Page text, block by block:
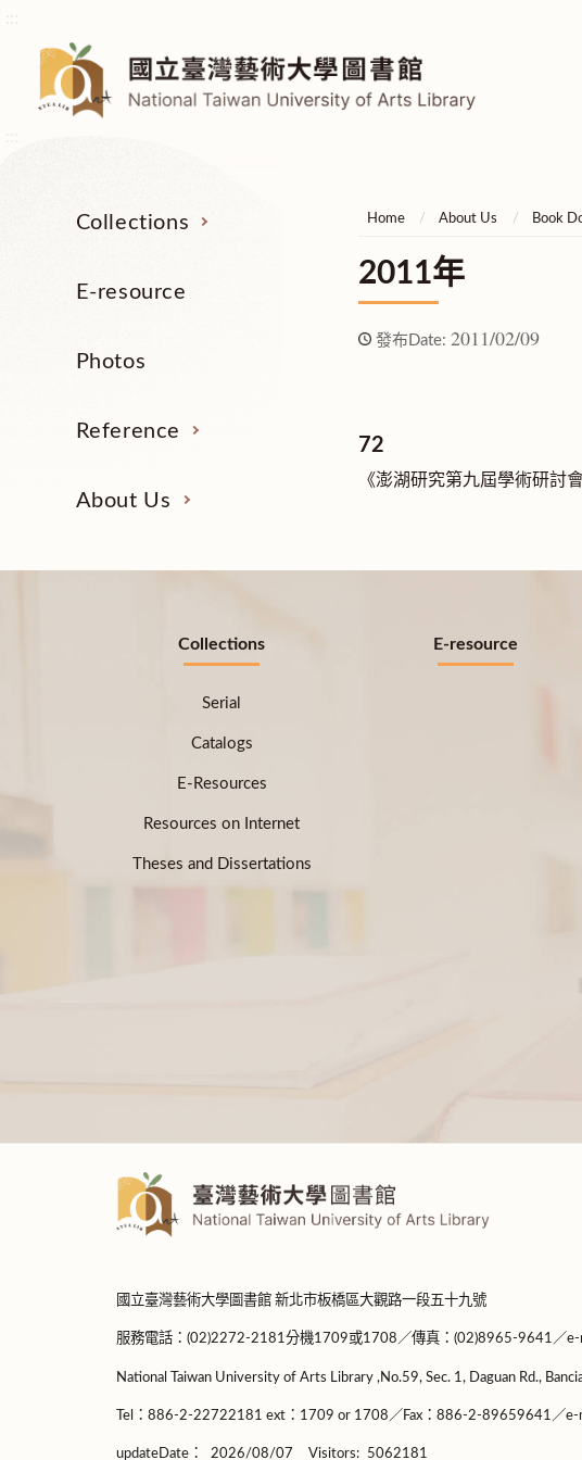
Collections
E-resource
Photos
Reference
About Us
Home About Us Book
2011年
發布Date: 2011/02/09
72
《澎湖研究第九屆學術研討
Collections
Serial
Catalogs
E-Resources
Resources on Internet
Theses and Dissertations
E-resource
國立臺灣藝術大學圖書館 新北市板橋區大觀路一段五十九號
服務電話：(02)2272-2181分機1709或1708／傳真：(02)8965-9641／e-
National Taiwan University of Arts Library ,No.59, Sec. 1, Daguan Rd.,
Tel：886-2-22722181 ext：1709 or 1708／Fax：886-2-89659641／e-
updateDate： 2026/08/07 Visitors: 5062181